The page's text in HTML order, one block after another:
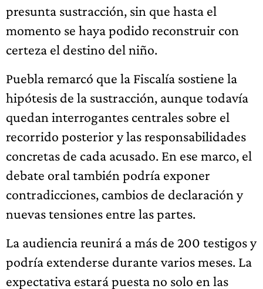
presunta sustracción, sin que hasta el
momento se haya podido reconstruir con
certeza el destino del niño.
Puebla remarcó que la Fiscalía sostiene la
hipótesis de la sustracción, aunque todavía
quedan interrogantes centrales sobre el
recorrido posterior y las responsabilidades
concretas de cada acusado. En ese marco, el
debate oral también podría exponer
contradicciones, cambios de declaración y
nuevas tensiones entre las partes.
La audiencia reunirá a más de 200 testigos y
podría extenderse durante varios meses. La
expectativa estará puesta no solo en las